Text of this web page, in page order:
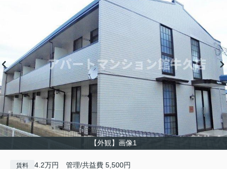
【外観】画像1
賃料 4.2万円 管理/共益費 5,500円